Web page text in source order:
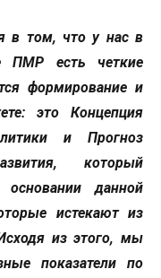
в том, что у нас в
ПМР есть четкие
формирование и
это Концепция
и Прогноз
который
данной
истекают из
из этого, мы
показатели по